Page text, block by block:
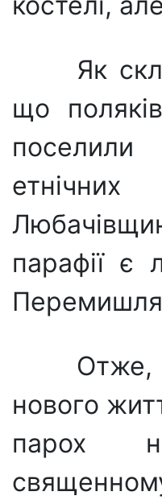
Як
що
поселили
парафії є
Отже,
нового
парох